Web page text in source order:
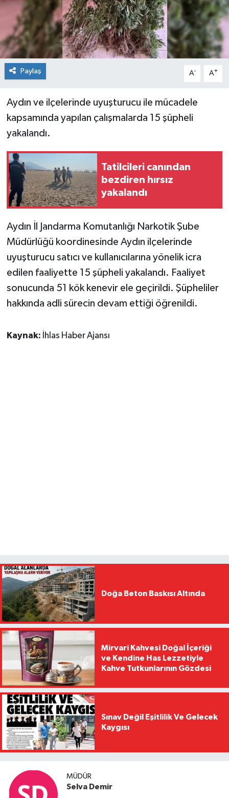
Paylaş A- A+
Aydın ve ilçelerinde uyuşturucu ile mücadele
kapsamında yapılan çalışmalarda 15 şüpheli
yakalandı.
Tatilcileri canından
bezdiren hırsız
yakalandı
Aydın İl Jandarma Komutanlığı Narkotik Şube
Müdürlüğü koordinesinde Aydın ilçelerinde
uyuşturucu satıcı ve kullanıcılarına yönelik icra
edilen faaliyette 15 şüpheli yakalandı. Faaliyet
sonucunda 51 kök kenevir ele geçirildi. Şüpheliler
hakkında adli sürecin devam ettiği öğrenildi.
Kaynak: İhlas Haber Ajansı
Doğa Beton Baskısı Altında
Mirvari Kahvesi Doğal İçeriği
ve Kendine Has Lezzetiyle
Kahve Tutkunlarının Gözdesi
Sınav Değil Eşitlilik Ve Gelecek
Kaygısı
MÜDÜR
Selva Demir